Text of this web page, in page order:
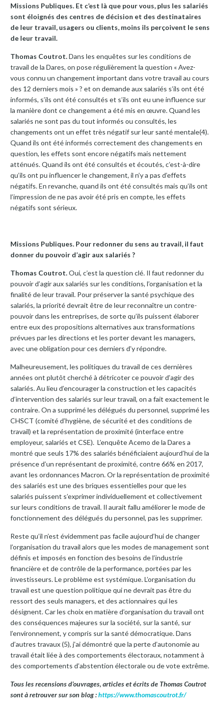
Missions Publiques. Et c’est là que pour vous, plus les salariés
sont éloignés des centres de décision et des destinataires
de leur travail, usagers ou clients, moins ils perçoivent le sens
de leur travail.
Thomas Coutrot.Dans les enquêtes sur les conditions de
travail de la Dares, on pose régulièrement la question « Avez-
vous connu un changement important dans votre travail au cours
des 12 derniers mois » ? et on demande aux salariés s’ils ont été
informés, s’ils ont été consultés et s’ils ont eu une influence sur
la manière dont ce changement a été mis en œuvre. Quand les
salariés ne sont pas du tout informés ou consultés, les
changements ont un effet très négatif sur leur santé mentale(4).
Quand ils ont été informés correctement des changements en
question, les effets sont encore négatifs mais nettement
atténués. Quand ils ont été consultés et écoutés, c’est-à-dire
qu’ils ont pu influencer le changement, il n’y a pas d’effets
négatifs. En revanche, quand ils ont été consultés mais qu’ils ont
l’impression de ne pas avoir été pris en compte, les effets
négatifs sont sérieux.
Missions Publiques. Pour redonner du sens au travail, il faut
donner du pouvoir d’agir aux salariés ?
Thomas Coutrot.Oui, c’est la question clé. Il faut redonner du
pouvoir d’agir aux salariés sur les conditions, l’organisation et la
finalité de leur travail. Pour préserver la santé psychique des
salariés, la priorité devrait être de leur reconnaître un contre-
pouvoir dans les entreprises, de sorte qu’ils puissent élaborer
entre eux des propositions alternatives aux transformations
prévues par les directions et les porter devant les managers,
avec une obligation pour ces derniers d’y répondre.
Malheureusement, les politiques du travail de ces dernières
années ont plutôt cherché à détricoter ce pouvoir d’agir des
salariés. Au lieu d’encourager la construction et les capacités
d’intervention des salariés sur leur travail, on a fait exactement le
contraire. On a supprimé les délégués du personnel, supprimé les
CHSCT (comité d’hygiène, de sécurité et des conditions de
travail) et la représentation de proximité (interface entre
employeur, salariés et CSE). L’enquête Acemo de la Dares a
montré que seuls 17% des salariés bénéficiaient aujourd’hui de la
présence d’un représentant de proximité, contre 66% en 2017,
avant les ordonnances Macron. Or la représentation de proximité
des salariés est une des briques essentielles pour que les
salariés puissent s’exprimer individuellement et collectivement
sur leurs conditions de travail. Il aurait fallu améliorer le mode de
fonctionnement des délégués du personnel, pas les supprimer.
Reste qu’il n’est évidemment pas facile aujourd’hui de changer
l’organisation du travail alors que les modes de management sont
définis et imposés en fonction des besoins de l’industrie
financière et de contrôle de la performance, portées par les
investisseurs. Le problème est systémique. L’organisation du
travail est une question politique qui ne devrait pas être du
ressort des seuls managers, et des actionnaires qui les
désignent. Car les choix en matière d’organisation du travail ont
des conséquences majeures sur la société, sur la santé, sur
l’environnement, y compris sur la santé démocratique. Dans
d’autres travaux (5), j’ai démontré que la perte d’autonomie au
travail était liée à des comportements électoraux, notamment à
des comportements d’abstention électorale ou de vote extrême.
Tous les recensions d’ouvrages, articles et écrits de Thomas Coutrot
sont à retrouver sur son blog :https://www.thomascoutrot.fr/